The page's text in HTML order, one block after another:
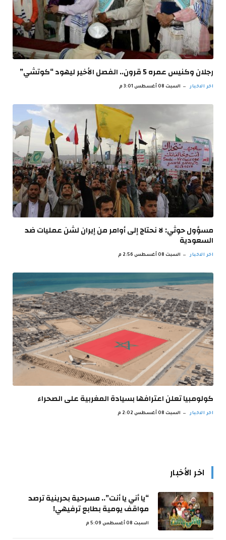
رجلان وكنيس عمره 5 قرون.. الفصل الأخير ليهود “كوتشي”
اخر الاخبار السبت 08 أغسطس 3:01 م
مسؤول حوثي: لا نحتاج إلى أوامر من إيران لشن عمليات ضد
السعودية
اخر الاخبار السبت 08 أغسطس 2:56 م
كولومبيا تعلن اعترافها بسيادة المغربية على الصحراء
اخر الاخبار السبت 08 أغسطس 2:02 م
اخر الأخبار
“يا أني يا أنت”.. مسرحية بحرينية ترصد
مواقف يومية بطابع ترفيهي!
السبت 08 أغسطس 5:09 م